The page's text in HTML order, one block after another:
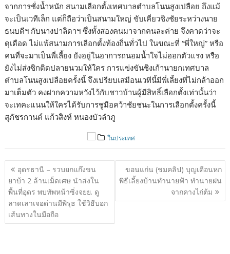
จากการชั่งน้ำหนัก สนามเลือกตั้งเทศบาลตำบลโนนสูงเปลือย ถึงแม้
จะเป็นเวทีเล็ก แต่ก็ถือว่าเป็นสนามใหญ่ ขับเคี่ยวชิงชัยระหว่างนาย
ธนบดีฯ กับนางปาลิดาฯ ซึ่งทั้งสองคนมาจากคนละค่าย จึงคาดว่าจะ
ดุเดือด ไม่แพ้สนามการเลือกตั้งท้องถิ่นทั่วไป ในขณะที่ “พี่ใหญ่” หรือ
คนที่จะมาเป็นพี่เลี้ยง ยังอยู่ในอาการถนอมน้ำใจไม่ออกตัวแรง หรือ
ยังไม่ส่งซิกติดปลายนวมให้ใคร การแข่งขันชิงเก้านายกเทศบาล
ตำบลโนนสูงเปลือยครั้งนี้ จึงเปรียบเสมือนเวทีนี้มีพี่เลี้ยงที่ไม่กล้าออก
มาเต็มตัว คงฝากความหวังไว้กับชาวบ้านผู้มีสิทธิ์เลือกตั้งเท่านั้นว่า
จะเทคะแนนให้ใครได้รับการชูมือคว้าชัยชนะในการเลือกตั้งครั้งนี้
สุภัชรกานต์ แก้วสิงห์ หนองบัวลำภู
ในประเทศ
แนะแนว
เรื่อง
อุดรธานี – รวบยกแก๊งขน
ยาบ้า 2 ล้านเม็ดเศษ นำส่งใน
พื้นที่อุดร พบทัพหน้าซิ่งจยย. ดู
ลาดเลาเจอด่านมีพิรุธ ใช้วิธีบอก
เส้นทางในมือถือ
ขอนแก่น (ชมคลิป) บุญเดือนหก
พิธีเลี้ยงบ้านทำนายฟ้า ทำนายฝน
จากคางไก่ต้ม